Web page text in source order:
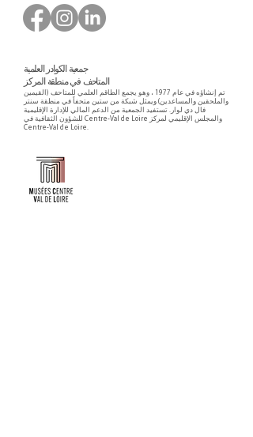
جمعية الكوادر العلمية
تم إنشاؤه في عام 1977 ، وهو يجمع الطاقم العلمي للمتاحف (القيمين
والملحقين والمساعدين) ويمثل شبكة من ستين متحفاً في منطقة سنتر
فال دي لوار. تستفيد الجمعية من الدعم المالي للإدارة الإقليمية
للشؤون الثقافية في Centre-Val de Loire والمجلس الإقليمي لمركز
Centre-Val de Loire.